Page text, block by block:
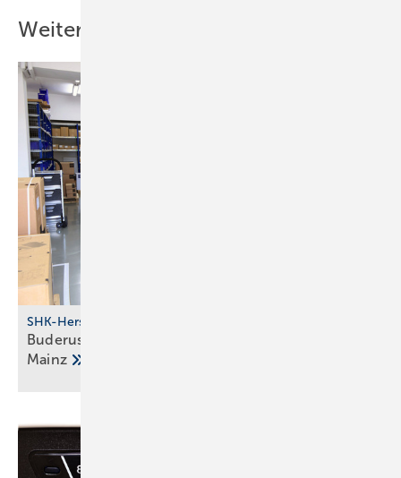
Weitere Inhalte
SHK-Hersteller
Buderus investiert in Stand­orte Halle, Berlin und
Mainz